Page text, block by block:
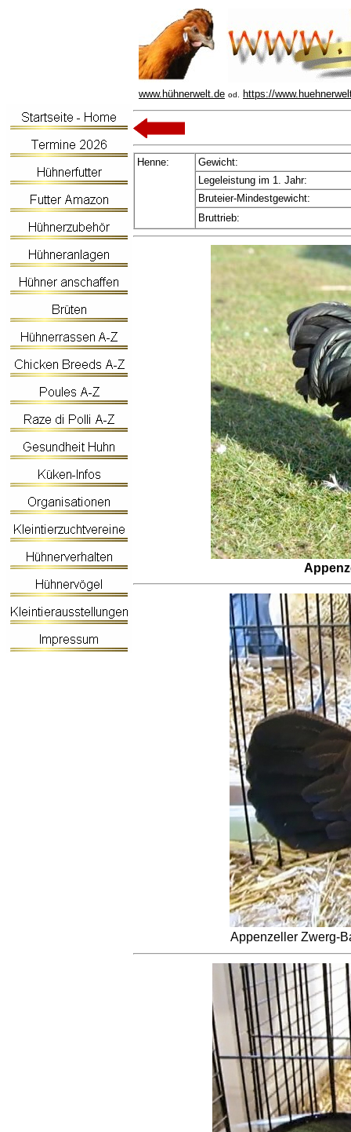
www.hühnerwelt.de od. https://
Henne:
Gewicht:
Legeleistung im 1. Jahr:
Bruteier-Mindestgewicht:
Bruttrieb:
Appenzeller Zwerg-